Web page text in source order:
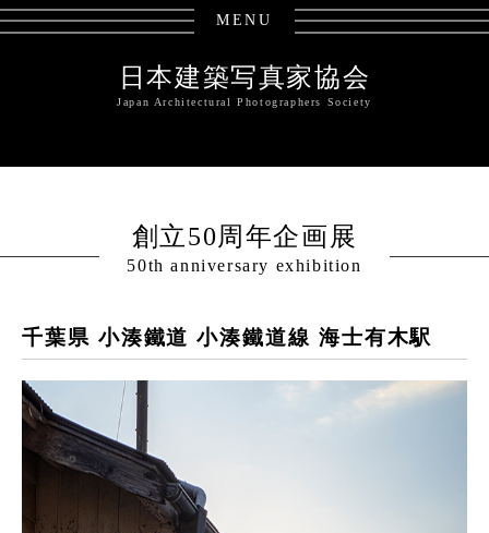
MENU
日本建築写真家協会
Japan Architectural Photographers Society
創立50周年企画展
50th anniversary exhibition
千葉県 小湊鐵道 小湊鐵道線 海士有木駅